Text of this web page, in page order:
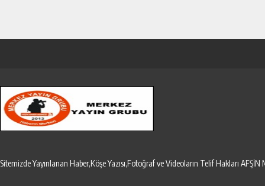
Sitemizde Yayınlanan Haber,Köşe Yazısı,Fotoğraf ve Videoların Telif Hakları